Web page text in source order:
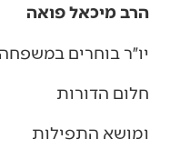
הרב מיכאל פואה
יו״ר בוחרים במשפחה
חלום הדורות
ומושא התפילות